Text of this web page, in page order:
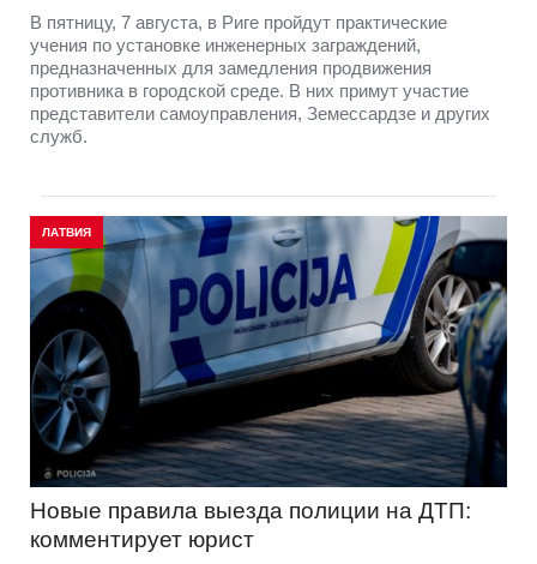
В пятницу, 7 августа, в Риге пройдут практические
учения по установке инженерных заграждений,
предназначенных для замедления продвижения
противника в городской среде. В них примут участие
представители самоуправления, Земессардзе и других
служб.
ЛАТВИЯ
Новые правила выезда полиции на ДТП:
комментирует юрист